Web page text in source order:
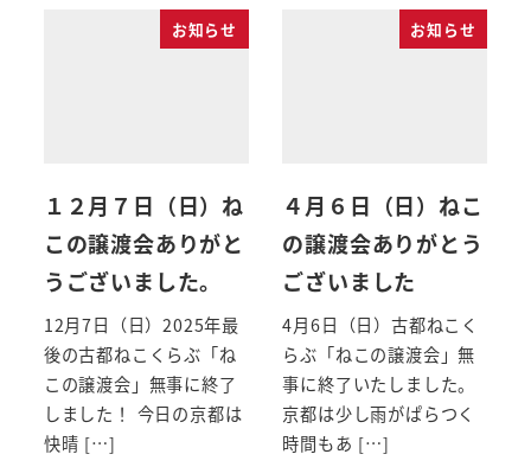
お知らせ
１２月７日（日）ね
この譲渡会ありがと
うございました。
12月7日（日）2025年最
後の古都ねこくらぶ「ね
この譲渡会」無事に終了
しました！ 今日の京都は
快晴 […]
お知らせ
４月６日（日）ねこ
の譲渡会ありがとう
ございました
4月6日（日）古都ねこく
らぶ「ねこの譲渡会」無
事に終了いたしました。
京都は少し雨がぱらつく
時間もあ […]